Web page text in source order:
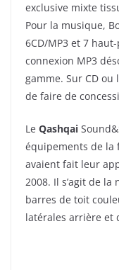
exclusive mixte
Pour la musique,
6CD/MP3 et 7
connexion MP3
gamme. Sur CD ou
de faire de
Le Qashqai
équipements de la
avaient fait leur
2008. Il s’agit de
barres de toit
latérales arrière et